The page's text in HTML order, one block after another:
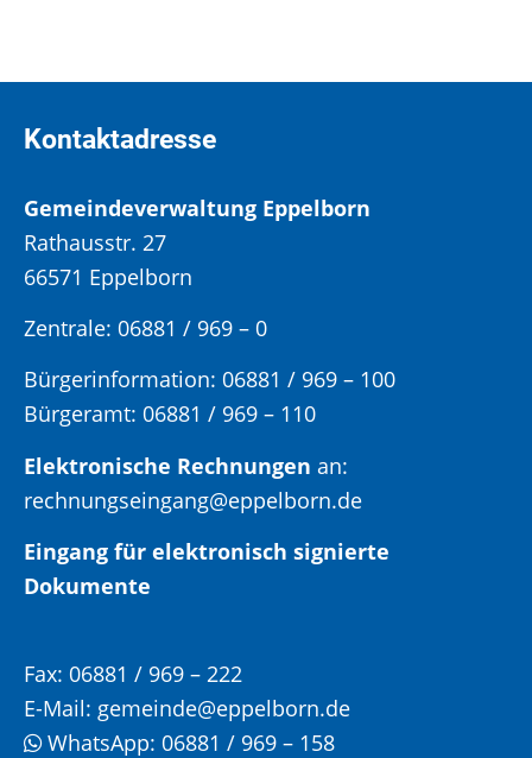
Kontaktadresse
Gemeindeverwaltung Eppelborn
Rathausstr. 27
66571 Eppelborn
Zentrale: 06881 / 969 – 0
Bürgerinformation: 06881 / 969 – 100
Bürgeramt: 06881 / 969 – 110
Elektronische Rechnungen an:
rechnungseingang@eppelborn.de
Eingang für elektronisch signierte
Dokumente
Fax: 06881 / 969 – 222
E-Mail: gemeinde@eppelborn.de
WhatsApp: 06881 / 969 – 158